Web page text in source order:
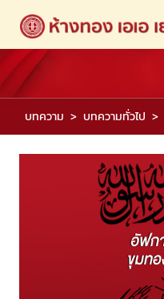
บทความ บทความทั่วไป